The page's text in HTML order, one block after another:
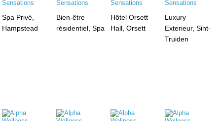
Spa Privé,
Hampstead
Bien-être
résidentiel, Spa
Hôtel Orsett
Hall, Orsett
Luxury
Exterieur, Sint-
Truiden